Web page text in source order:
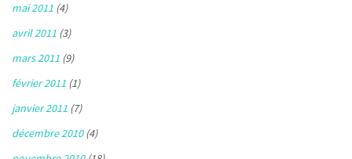
mai 2011 (4)
avril 2011 (3)
mars 2011 (9)
février 2011 (1)
janvier 2011 (7)
décembre 2010(4)